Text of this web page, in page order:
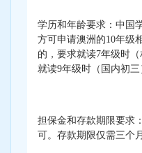
学历和年龄要求：中国
方可申请澳洲的10年级
的，要求就读7年级时
就读9年级时（国内初
担保金和存款期限要求
可。存款期限仅需三个